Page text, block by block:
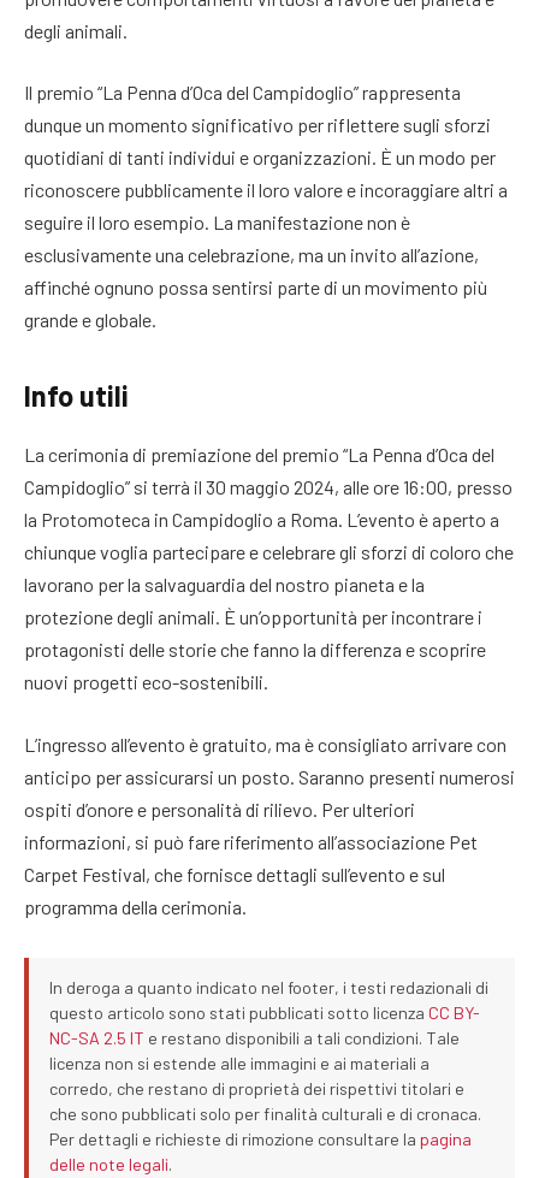
degli animali.
Il premio “La Penna d’Oca del Campidoglio” rappresenta
dunque un momento significativo per riflettere sugli sforzi
quotidiani di tanti individui e organizzazioni. È un modo per
riconoscere pubblicamente il loro valore e incoraggiare altri a
seguire il loro esempio. La manifestazione non è
esclusivamente una celebrazione, ma un invito all’azione,
affinché ognuno possa sentirsi parte di un movimento più
grande e globale.
Info utili
La cerimonia di premiazione del premio “La Penna d’Oca del
Campidoglio” si terrà il 30 maggio 2024, alle ore 16:00, presso
la Protomoteca in Campidoglio a Roma. L’evento è aperto a
chiunque voglia partecipare e celebrare gli sforzi di coloro che
lavorano per la salvaguardia del nostro pianeta e la
protezione degli animali. È un’opportunità per incontrare i
protagonisti delle storie che fanno la differenza e scoprire
nuovi progetti eco-sostenibili.
L’ingresso all’evento è gratuito, ma è consigliato arrivare con
anticipo per assicurarsi un posto. Saranno presenti numerosi
ospiti d’onore e personalità di rilievo. Per ulteriori
informazioni, si può fare riferimento all’associazione Pet
Carpet Festival, che fornisce dettagli sull’evento e sul
programma della cerimonia.
In deroga a quanto indicato nel footer, i testi redazionali di
questo articolo sono stati pubblicati sotto licenza CC BY-
NC-SA 2.5 IT e restano disponibili a tali condizioni. Tale
licenza non si estende alle immagini e ai materiali a
corredo, che restano di proprietà dei rispettivi titolari e
che sono pubblicati solo per finalità culturali e di cronaca.
Per dettagli e richieste di rimozione consultare la pagina
delle note legali.